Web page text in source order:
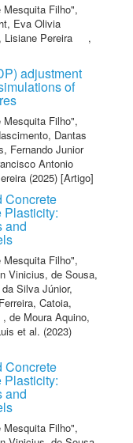
Filho",
Eva Olivia
Lisiane Pereira
,
adjustment
of
Filho",
, Dantas
Fernando Junior
Antonio
(2025) [Artigo]
Concrete
Plasticity:
and
Filho",
Vinicius, de Sousa,
da Silva Júnior,
, Catoia,
, de Moura Aquino,
et al. (2023)
Concrete
Plasticity:
and
Filho",